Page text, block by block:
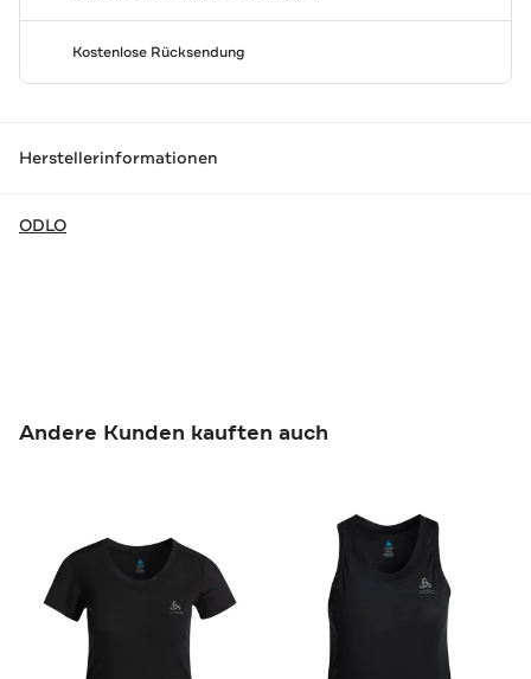
Kostenlose Rücksendung
Herstellerinformationen
ODLO
Andere Kunden kauften auch